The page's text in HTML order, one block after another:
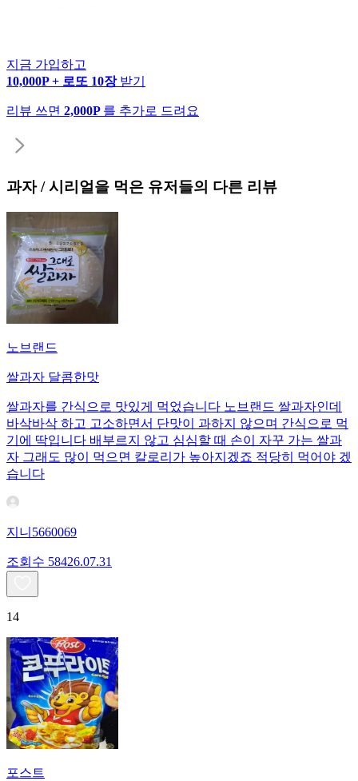
지금 가입하고
10,000P + 로또 10장 받기
리뷰 쓰면 2,000P 를 추가로 드려요
과자 / 시리얼을 먹은 유저들의 다른 리뷰
노브랜드
쌀과자 달콤한맛
쌀과자를 간식으로 맛있게 먹었습니다 노브랜드 쌀과자인데
바삭바삭 하고 고소하면서 단맛이 과하지 않으며 간식으로 먹
기에 딱입니다 배부르지 않고 심심할 때 손이 자꾸 가는 쌀과
자 그래도 많이 먹으면 칼로리가 높아지겠죠 적당히 먹어야 겠
습니다
지니5660069
조회수 58426.07.31
14
포스트